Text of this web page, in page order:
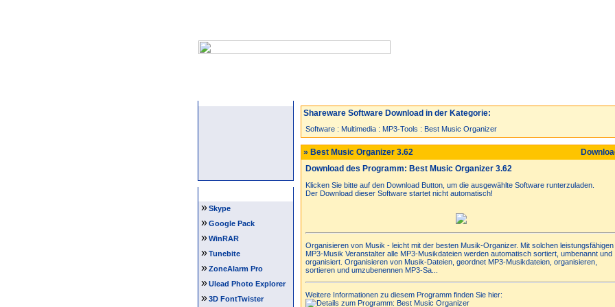
»Skype
»Google Pack
»WinRAR
»Tunebite
»ZoneAlarm Pro
»Ulead Photo Explorer
»3D FontTwister
Shareware Software Download in der Kategorie:
Software : Multimedia : MP3-Tools : Best Music Organizer
» Best Music Organizer 3.62
Download des Programm: Best Music Organizer 3.62
Klicken Sie bitte auf den Download Button, um die ausgewählte Software runterzuladen.
Der Download dieser Software startet nicht automatisch!
Organisieren von Musik - leicht mit der besten Musik-Organizer. Mit solchen leistungsfähigen
MP3-Musik Veranstalter alle MP3-Musikdateien werden automatisch sortiert, umbenannt und
organisiert. Organisieren von Musik-Dateien, geordnet MP3-Musikdateien, organisieren,
sortieren und umzubenennen MP3-Sa...
Weitere Informationen zu diesem Programm finden Sie hier: